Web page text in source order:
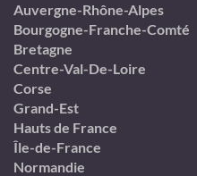
Auvergne-Rhône-Alpes
Bourgogne-Franche-Comté
Bretagne
Centre-Val-De-Loire
Corse
Grand-Est
Hauts de France
Île-de-France
Normandie